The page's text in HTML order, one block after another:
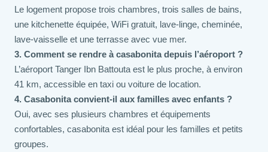
Le logement propose trois chambres, trois salles de bains,
une kitchenette équipée, WiFi gratuit, lave-linge, cheminée,
lave-vaisselle et une terrasse avec vue mer.
3. Comment se rendre à casabonita depuis l’aéroport ?
L’aéroport Tanger Ibn Battouta est le plus proche, à environ
41 km, accessible en taxi ou voiture de location.
4. Casabonita convient-il aux familles avec enfants ?
Oui, avec ses plusieurs chambres et équipements
confortables, casabonita est idéal pour les familles et petits
groupes.